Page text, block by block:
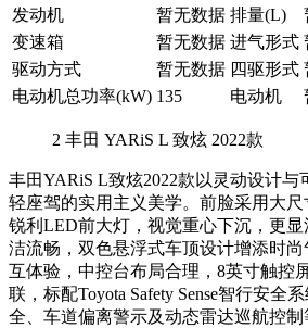
发动机
暂无数据 排量(L)
变速箱
暂无数据 进气形式
驱动方式
暂无数据 四驱形式
电动机总功率(kW) 135 电动机
2 丰田 YARiS L 致炫 2022款
丰田YARiS L致炫2022款以灵动设计与
轻座驾的实用主义美学。前脸采用大
锐利LED前大灯，视觉重心下沉，更
洁流畅，双色悬浮式车顶设计增添时
互体验，中控台布局合理，8英寸触控
联，标配Toyota Safety Sense智行安全
全、车道偏离警示及动态雷达巡航控